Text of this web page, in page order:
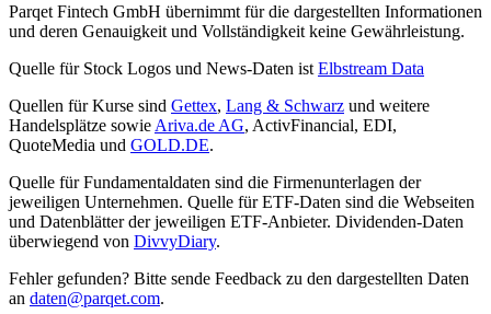
Parqet Fintech GmbH übernimmt für die dargestellten Informationen
und deren Genauigkeit und Vollständigkeit keine Gewährleistung.
Quelle für Stock Logos und News-Daten ist Elbstream Data
Quellen für Kurse sind Gettex, Lang & Schwarz und weitere
Handelsplätze sowie Ariva.de AG, ActivFinancial, EDI,
QuoteMedia und GOLD.DE.
Quelle für Fundamentaldaten sind die Firmenunterlagen der
jeweiligen Unternehmen. Quelle für ETF-Daten sind die Webseiten
und Datenblätter der jeweiligen ETF-Anbieter. Dividenden-Daten
überwiegend von DivvyDiary.
Fehler gefunden? Bitte sende Feedback zu den dargestellten Daten
an daten@parqet.com.